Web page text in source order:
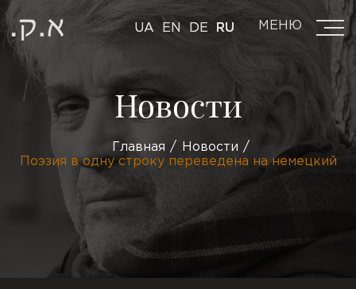
UA EN DE RU МЕНЮ
Новости
Главная
Новости
Поэзия в одну строку переведена на немецкий